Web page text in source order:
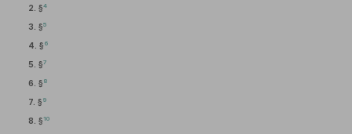
2. §4
3. §5
4. § 6
5. §7
6. § 8
7. § 9
8. § 10